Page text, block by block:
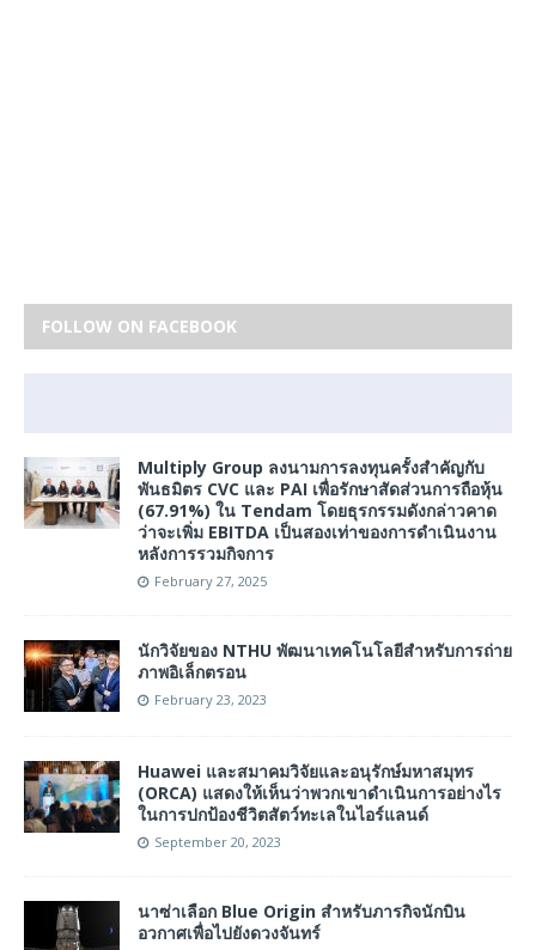
FOLLOW ON FACEBOOK
Multiply Group ลงนามการลงทุนครั้งสำคัญกับ
พันธมิตร CVC และ PAI เพื่อรักษาสัดส่วนการถือหุ้น
(67.91%) ใน Tendam โดยธุรกรรมดังกล่าวคาด
ว่าจะเพิ่ม EBITDA เป็นสองเท่าของการดำเนินงาน
หลังการรวมกิจการ
February 27, 2025
นักวิจัยของ NTHU พัฒนาเทคโนโลยีสำหรับการถ่าย
ภาพอิเล็กตรอน
February 23, 2023
Huawei และสมาคมวิจัยและอนุรักษ์มหาสมุทร
(ORCA) แสดงให้เห็นว่าพวกเขาดำเนินการอย่างไร
ในการปกป้องชีวิตสัตว์ทะเลในไอร์แลนด์
September 20, 2023
นาซ่าเลือก Blue Origin สำหรับภารกิจนักบิน
อวกาศเพื่อไปยังดวงจันทร์